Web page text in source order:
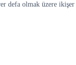
defa olmak üzere ikişer